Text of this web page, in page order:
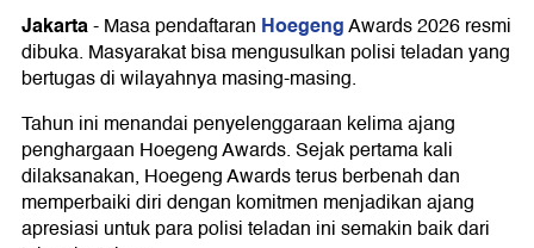
Jakarta-Masa pendaftaran HoegengAwards 2026 resmi
dibuka. Masyarakat bisa mengusulkan polisi teladan yang
bertugas di wilayahnya masing-masing.
Tahun ini menandai penyelenggaraan kelima ajang
penghargaan Hoegeng Awards. Sejak pertama kali
dilaksanakan, Hoegeng Awards terus berbenah dan
memperbaiki diri dengan komitmen menjadikan ajang
apresiasi untuk para polisi teladan ini semakin baik dari